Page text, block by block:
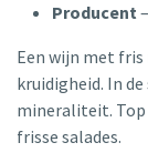
Producent
Een wijn met
kruidigheid. In
mineraliteit. Top
frisse salades.